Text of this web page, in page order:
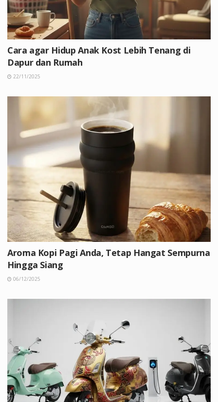
Cara agar Hidup Anak Kost Lebih Tenang di
Dapur dan Rumah
22/11/2025
Aroma Kopi Pagi Anda, Tetap Hangat Sempurna
Hingga Siang
06/12/2025